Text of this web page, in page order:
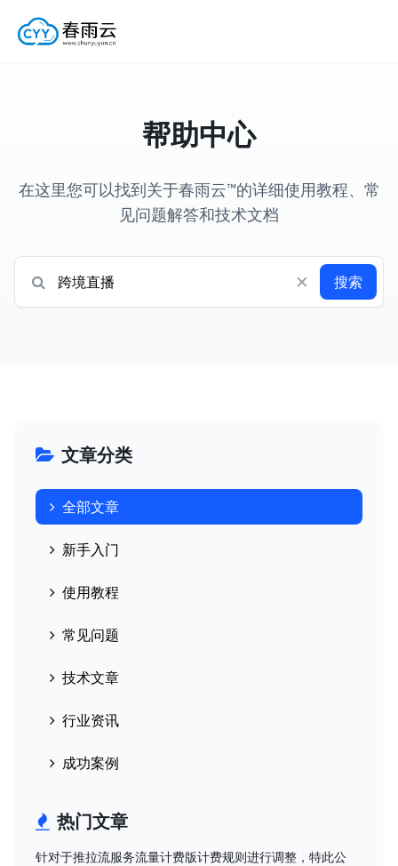
帮助中心
在这里您可以找到关于春雨云™的详细使用教程、常
见问题解答和技术文档
× 搜索
文章分类
全部文章
新手入门
使用教程
常见问题
技术文章
行业资讯
成功案例
热门文章
针对于推拉流服务流量计费版计费规则进行调整，特此公